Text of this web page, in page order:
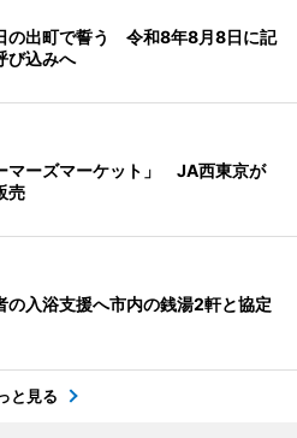
の出町で誓う 令和8年8月8日に記
び込みへ
マーズマーケット」 JA西東京が
売
の入浴支援へ市内の銭湯2軒と協定
と見る